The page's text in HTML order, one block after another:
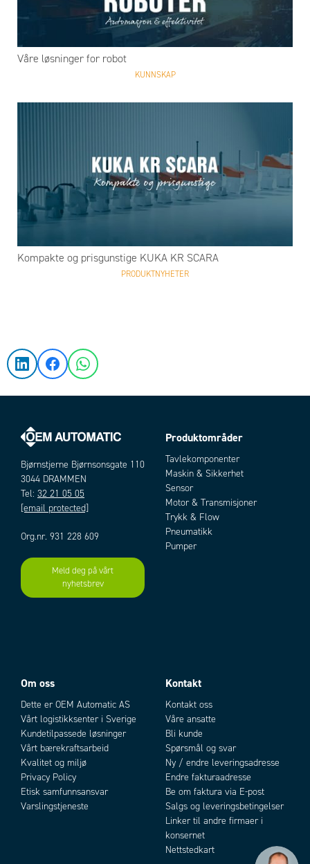
Våre løsninger for robot
KUNNSKAP
Kompakte og prisgunstige KUKA KR SCARA
PRODUKTNYHETER
Bjørnstjerne Bjørnsonsgate 110
3044 DRAMMEN
Tel: 32 21 05 05
[email protected]
Org.nr. 931 228 609
Meld deg på vårt
nyhetsbrev
Produktområder
Tavlekomponenter
Maskin & Sikkerhet
Sensor
Motor & Transmisjoner
Trykk & Flow
Pneumatikk
Pumper
Om oss
Dette er OEM Automatic AS
Vårt logistikksenter i Sverige
Kundetilpassede løsninger
Vårt bærekraftsarbeid
Kvalitet og miljø
Privacy Policy
Etisk samfunnsansvar
Varslingstjeneste
Kontakt
Kontakt oss
Våre ansatte
Bli kunde
Spørsmål og svar
Ny / endre leveringsadresse
Endre fakturaadresse
Be om faktura via E-post
Salgs og leveringsbetingelser
Linker til andre firmaer i
konsernet
Nettstedkart